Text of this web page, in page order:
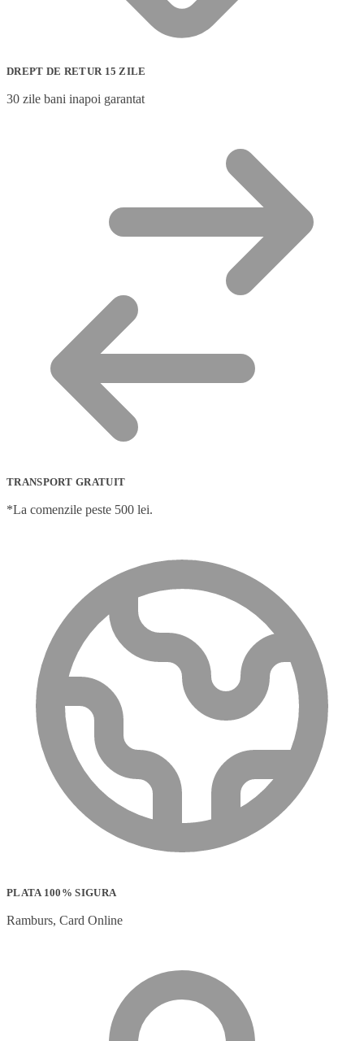
DREPT DE RETUR 15 ZILE
30 zile bani inapoi garantat
TRANSPORT GRATUIT
*La comenzile peste 500 lei.
PLATA 100% SIGURA
Ramburs, Card Online